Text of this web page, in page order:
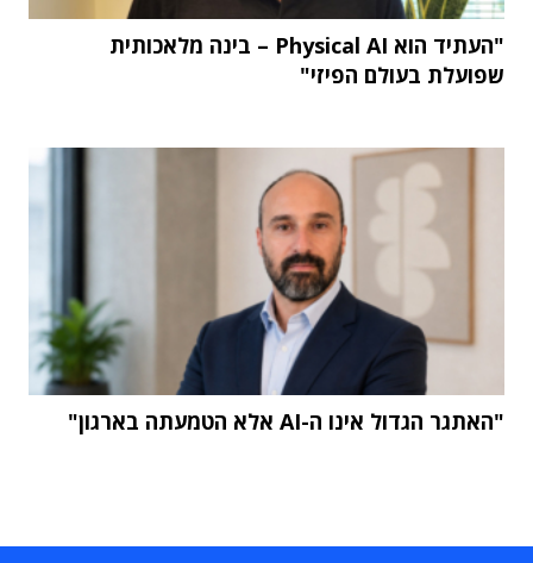
"העתיד הוא Physical AI – בינה מלאכותית
שפועלת בעולם הפיזי"
"האתגר הגדול אינו ה-AI אלא הטמעתה בארגון"